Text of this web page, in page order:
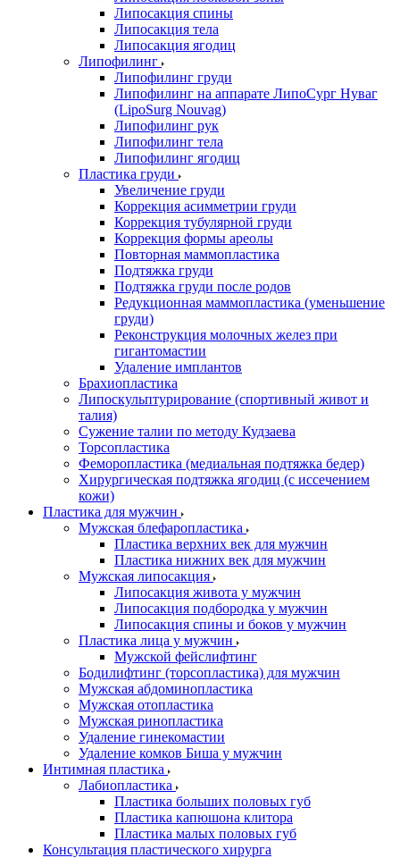
Липосакция спины
Липосакция тела
Липосакция ягодиц
Липофилинг
Липофилинг груди
Липофилинг на аппарате ЛипоСург Нуваг
(LipoSurg Nouvag)
Липофилинг рук
Липофилинг тела
Липофилинг ягодиц
Пластика груди
Увеличение груди
Коррекция асимметрии груди
Коррекция тубулярной груди
Коррекция формы ареолы
Повторная маммопластика
Подтяжка груди
Подтяжка груди после родов
Редукционная маммопластика (уменьшение
груди)
Реконструкция молочных желез при
гигантомастии
Удаление имплантов
Брахиопластика
Липоскульптурирование (спортивный живот и
талия)
Сужение талии по методу Кудзаева
Торсопластика
Феморопластика (медиальная подтяжка бедер)
Хирургическая подтяжка ягодиц (с иссечением
кожи)
Пластика для мужчин
Мужская блефаропластика
Пластика верхних век для мужчин
Пластика нижних век для мужчин
Мужская липосакция
Липосакция живота у мужчин
Липосакция подбородка у мужчин
Липосакция спины и боков у мужчин
Пластика лица у мужчин
Мужской фейслифтинг
Бодилифтинг (торсопластика) для мужчин
Мужская абдоминопластика
Мужская отопластика
Мужская ринопластика
Удаление гинекомастии
Удаление комков Биша у мужчин
Интимная пластика
Лабиопластика
Пластика больших половых губ
Пластика капюшона клитора
Пластика малых половых губ
Консультация пластического хирурга